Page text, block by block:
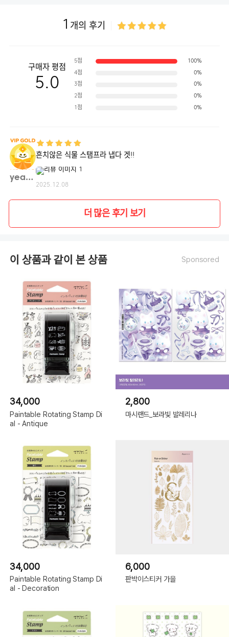
1 개의 후기
구매자 평점
5.0
5점 100%
4점 0%
3점 0%
2점 0%
1점 0%
yeany**
흔치않은 식물 스탬프라 냅다 겟!!
2025.12.08
더 많은 후기 보기
이 상품과 같이 본 상품 Sponsored
34,000
Paintable Rotating Stamp Di
al - Antique
2,800
마시랜드_보라빛 발레리나
34,000
Paintable Rotating Stamp Di
al - Decoration
6,000
판박이스티커 가을